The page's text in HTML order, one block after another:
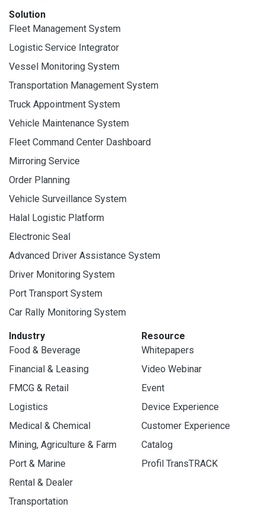
Solution
Fleet Management System
Logistic Service Integrator
Vessel Monitoring System
Transportation Management System
Truck Appointment System
Vehicle Maintenance System
Fleet Command Center Dashboard
Mirroring Service
Order Planning
Vehicle Surveillance System
Halal Logistic Platform
Electronic Seal
Advanced Driver Assistance System
Driver Monitoring System
Port Transport System
Car Rally Monitoring System
Industry
Food & Beverage
Financial & Leasing
FMCG & Retail
Logistics
Medical & Chemical
Mining, Agriculture & Farm
Port & Marine
Rental & Dealer
Transportation
Resource
Whitepapers
Video Webinar
Event
Device Experience
Customer Experience
Catalog
Profil TransTRACK